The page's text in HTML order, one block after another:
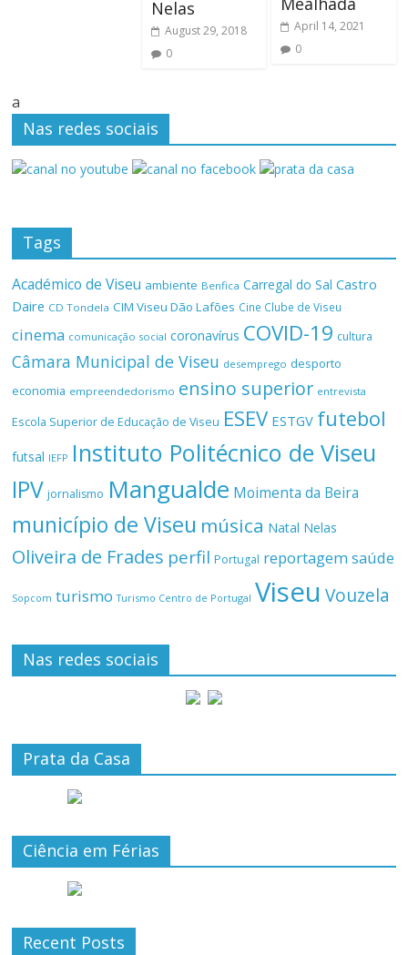
Nelas
August 29, 2018
0
April 14, 2021
0
a
Nas redes sociais
Tags
Académico de Viseu ambiente Benfica Carregal do Sal Castro
Daire CD Tondela CIM Viseu Dão Lafões Cine Clube de Viseu
cinema comunicação social coronavírus COVID-19 cultura
Câmara Municipal de Viseu desemprego desporto
economia empreendedorismo ensino superior entrevista
Escola Superior de Educação de Viseu ESEV ESTGV futebol
futsal IEFP Instituto Politécnico de Viseu
IPV jornalismo Mangualde Moimenta da Beira
município de Viseu música Natal Nelas
Oliveira de Frades perfil Portugal reportagemsaúde
Sopcom turismo Turismo Centro de Portugal Viseu Vouzela
Nas redes sociais
Prata da Casa
Ciência em Férias
Recent Posts